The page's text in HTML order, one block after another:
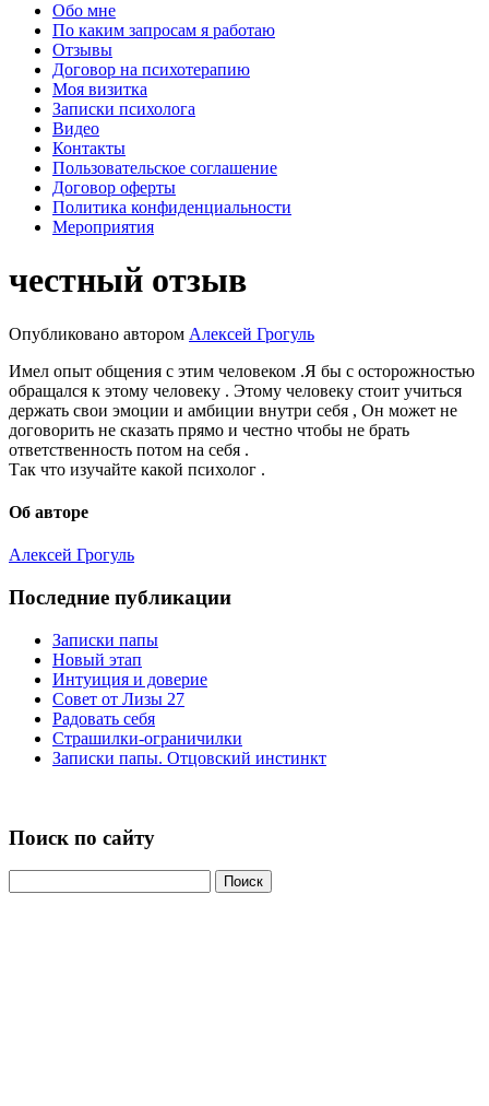
Услуги психолога
Обо мне
По каким запросам я работаю
Отзывы
Договор на психотерапию
Моя визитка
Записки психолога
Видео
Контакты
Пользовательское соглашение
Договор оферты
Политика конфиденциальности
Мероприятия
честный отзыв
Опубликовано автором Алексей Грогуль
Имел опыт общения с этим человеком .Я бы с осторожностью
обращался к этому человеку . Этому человеку стоит учиться
держать свои эмоции и амбиции внутри себя , Он может не
договорить не сказать прямо и честно чтобы не брать
ответственность потом на себя .
Так что изучайте какой психолог .
Об авторе
Алексей Грогуль
Последние публикации
Записки папы
Новый этап
Интуиция и доверие
Совет от Лизы 27
Радовать себя
Страшилки-ограничилки
Записки папы. Отцовский инстинкт
Поиск по сайту